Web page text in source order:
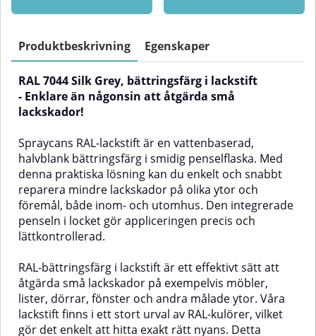
praktiska lösning kan du snabbt
lackskador på olika ytor och
smidigt med den integrerade
penseln i locket.RAL-bättringsfärg
i lackstift är ett effektivt sätt att
åtgärda små lackskador på
fönster och andra målade ytor.
Våra lackstift finns i ett brett
sortiment av RAL-kulörer, vilket
gör det enkelt att hitta rätt
nyans. Det här lackstiftet är RAL
7032, även kallad Pebble Grey,
och ingår i RAL-systemets
kategori Grå nyanser.✅ Fördelar
lackstiftEnkelt att
användaVattenbaseradJämn och
naturlig finishLång hållbarhetKan
användas på en mängd olika
ytorExempel på
användningsområdenDen
praktiska lösning kan du enkelt
lackskador på olika ytor och
föremål, både inom- och
ger god precision och gör
appliceringen enkel även på
mindre detaljer.RAL-bättringsfärg
lackskador på exempelvis
möbler, lister, dörrar, fönster och
andra målade ytor. Våra lackstift
finns i ett stort antal RAL-kulörer,
vilket gör det enkelt att hitta rätt
nyans. Detta lackstift är RAL 8014,
även kallad Sepia Brown, och
RAL 8014 bättringsfärg i
lackstiftEnkelt att
användaVattenbaseradJämn och
naturlig finishLång hållbarhetKan
användas på en mängd olika
ytorExempel på
Produktbeskrivning Egenskaper
RAL 7044 Silk Grey, bättringsfärg i lackstift
- Enklare än någonsin att åtgärda små
lackskador!
Spraycans RAL-lackstift är en vattenbaserad,
halvblank bättringsfärg i smidig penselflaska. Med
denna praktiska lösning kan du enkelt och snabbt
reparera mindre lackskador på olika ytor och
föremål, både inom- och utomhus. Den integrerade
penseln i locket gör appliceringen precis och
lättkontrollerad.
RAL-bättringsfärg i lackstift är ett effektivt sätt att
åtgärda små lackskador på exempelvis möbler,
lister, dörrar, fönster och andra målade ytor. Våra
lackstift finns i ett stort urval av RAL-kulörer, vilket
gör det enkelt att hitta exakt rätt nyans. Detta